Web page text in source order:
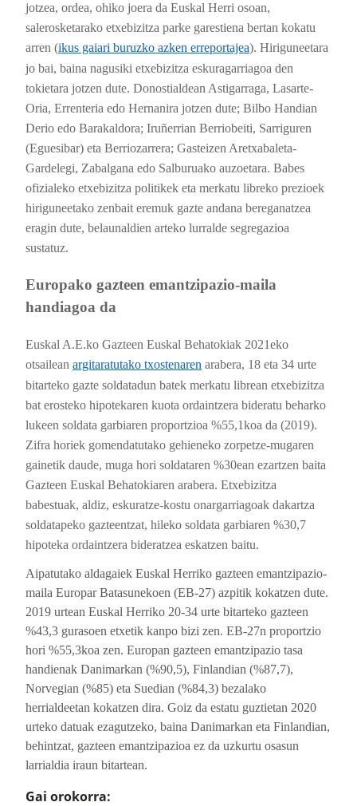
jotzea, ordea, ohiko joera da Euskal Herri osoan,
salerosketarako etxebizitza parke garestiena bertan kokatu
arren (ikus gaiari buruzko azken erreportajea). Hiriguneetara
jo bai, baina nagusiki etxebizitza eskuragarriagoa den
tokietara jotzen dute. Donostialdean Astigarraga, Lasarte-
Oria, Errenteria edo Hernanira jotzen dute; Bilbo Handian
Derio edo Barakaldora; Iruñerrian Berriobeiti, Sarriguren
(Eguesibar) eta Berriozarrera; Gasteizen Aretxabaleta-
Gardelegi, Zabalgana edo Salburuako auzoetara. Babes
ofizialeko etxebizitza politikek eta merkatu libreko prezioek
hiriguneetako zenbait eremuk gazte andana bereganatzea
eragin dute, belaunaldien arteko lurralde segregazioa
sustatuz.
Europako gazteen emantzipazio-maila
handiagoa da
Euskal A.E.ko Gazteen Euskal Behatokiak 2021eko
otsailean argitaratutako txostenaren arabera, 18 eta 34 urte
bitarteko gazte soldatadun batek merkatu librean etxebizitza
bat erosteko hipotekaren kuota ordaintzera bideratu beharko
lukeen soldata garbiaren proportzioa %55,1koa da (2019).
Zifra horiek gomendatutako gehieneko zorpetze-mugaren
gainetik daude, muga hori soldataren %30ean ezartzen baita
Gazteen Euskal Behatokiaren arabera. Etxebizitza
babestuak, aldiz, eskuratze-kostu onargarriagoak dakartza
soldatapeko gazteentzat, hileko soldata garbiaren %30,7
hipoteka ordaintzera bideratzea eskatzen baitu.
Aipatutako aldagaiek Euskal Herriko gazteen emantzipazio-
maila Europar Batasunekoen (EB-27) azpitik kokatzen dute.
2019 urtean Euskal Herriko 20-34 urte bitarteko gazteen
%43,3 gurasoen etxetik kanpo bizi zen. EB-27n proportzio
hori %55,3koa zen. Europan gazteen emantzipazio tasa
handienak Danimarkan (%90,5), Finlandian (%87,7),
Norvegian (%85) eta Suedian (%84,3) bezalako
herrialdeetan kokatzen dira. Goiz da estatu guztietan 2020
urteko datuak ezagutzeko, baina Danimarkan eta Finlandian,
behintzat, gazteen emantzipazioa ez da uzkurtu osasun
larrialdia iraun bitartean.
Gai orokorra